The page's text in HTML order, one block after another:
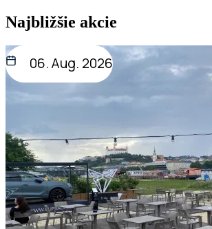
Najbližšie akcie
06. Aug. 2026